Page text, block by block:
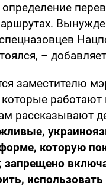
определение
–
заместителю
работают
рассказывают
которую
запрещено
использовать